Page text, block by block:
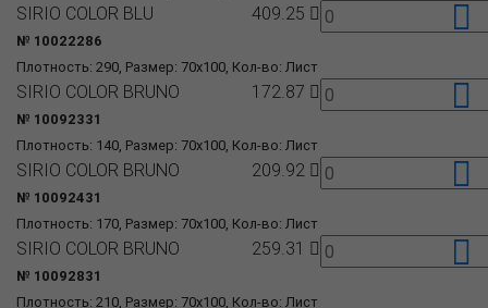
Плотность: 290, Размер: 70x100, Кол-во: Лист
SIRIO COLOR BLU
№ 10022286
409.25
Плотность: 140, Размер: 70x100, Кол-во: Лист
SIRIO COLOR BRUNO
№ 10092331
172.87
Плотность: 170, Размер: 70x100, Кол-во: Лист
SIRIO COLOR BRUNO
№ 10092431
209.92
Плотность: 210, Размер: 70x100, Кол-во: Лист
SIRIO COLOR BRUNO
№ 10092831
259.31